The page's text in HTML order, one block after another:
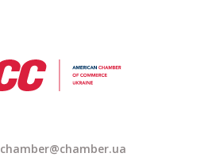
chamber@chamber.ua